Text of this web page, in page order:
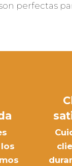
perfectas